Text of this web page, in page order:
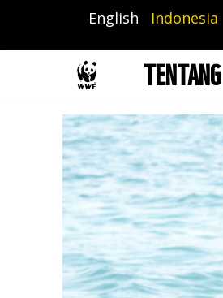
isi
English Indonesia
TENTANG